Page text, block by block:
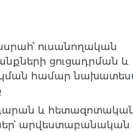
ուսանողական
ցուցադրման և
համար
և
արվեստաբանական